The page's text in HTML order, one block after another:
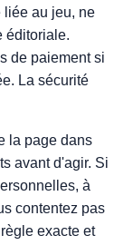
liée au jeu, ne
éditoriale.
de paiement si
La sécurité
la page dans
avant d'agir. Si
à
contentez pas
exacte et